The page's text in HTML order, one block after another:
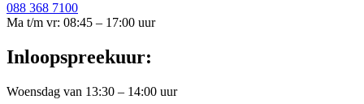
088 368 7100
Ma t/m vr: 08:45 – 17:00 uur
Inloopspreekuur:
Woensdag van 13:30 – 14:00 uur